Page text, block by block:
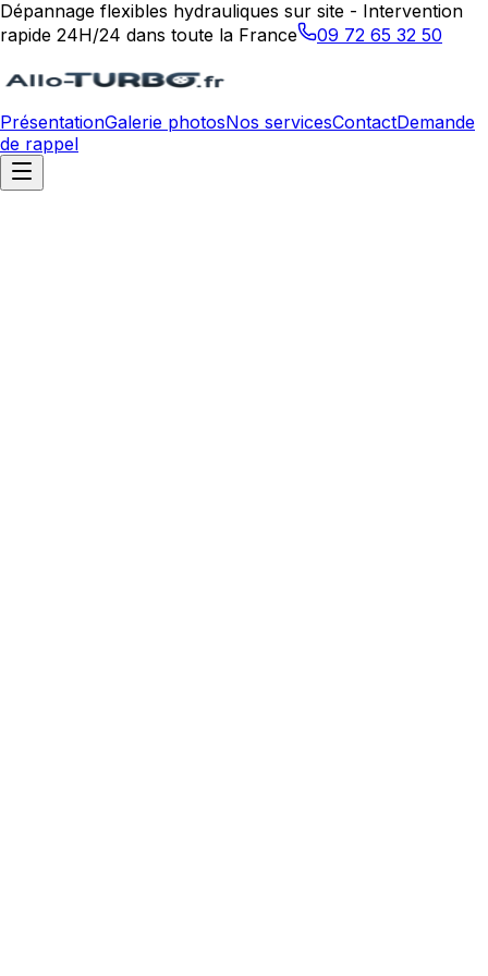
Dépannage flexibles hydrauliques sur site - Intervention
rapide 24H/24 dans toute la France
09 72 65 32 50
PrésentationGalerie photosNos servicesContactDemande
de rappel